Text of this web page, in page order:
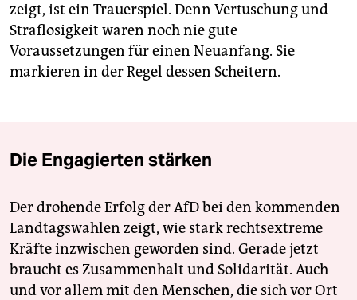
zeigt, ist ein Trauerspiel. Denn Vertuschung und
Straflosigkeit waren noch nie gute
Voraussetzungen für einen Neuanfang. Sie
markieren in der Regel dessen Scheitern.
Die Engagierten stärken
Der drohende Erfolg der AfD bei den kommenden
Landtagswahlen zeigt, wie stark rechtsextreme
Kräfte inzwischen geworden sind. Gerade jetzt
braucht es Zusammenhalt und Solidarität. Auch
und vor allem mit den Menschen, die sich vor Ort